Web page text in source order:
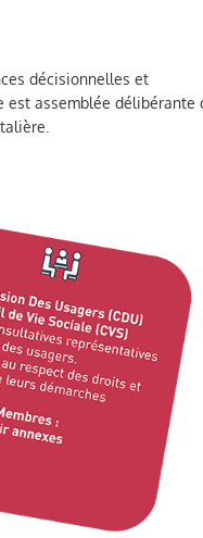
décisionnelles et
est assemblée délibérante